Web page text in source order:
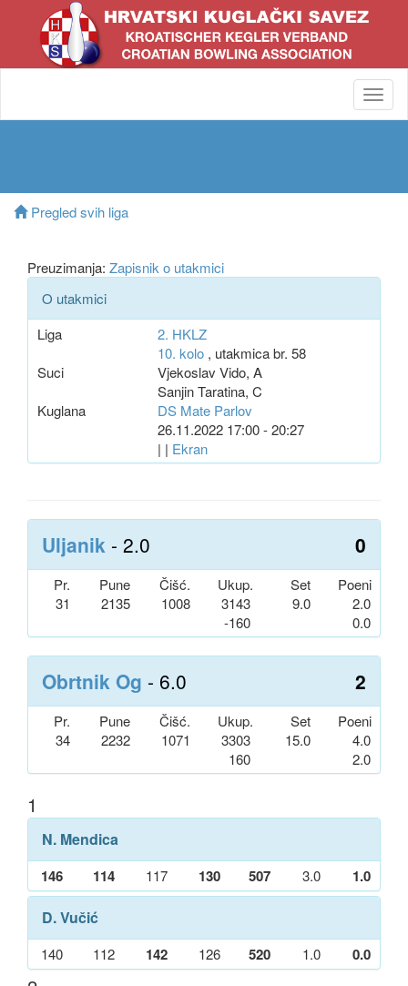
Pregled svih liga
Preuzimanja: Zapisnik o utakmici
O utakmici
Liga
2. HKLZ
10. kolo, utakmica br. 58
Suci
Vjekoslav Vido, A
Sanjin Taratina, C
Kuglana
DS Mate Parlov
26.11.2022 17:00 - 20:27
| | Ekran
Uljanik - 2.0 0
Pr. Pune Čišć. Ukup. Set
Poeni
31
2135 1008
3143
-160
9.0
2.0
0.0
Obrtnik Og - 6.0 2
Pr. Pune Čišć. Ukup. Set
Poeni
34
2232 1071
3303
160
15.0
4.0
2.0
1
N. Mendica
146 114 117 130 507 3.0 1.0
D. Vučić
140 112 142 126 520 1.0 0.0